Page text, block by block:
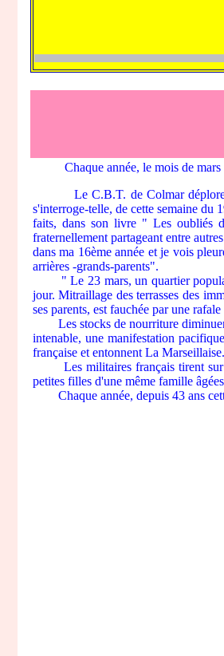
Chaque année, le mois de mars
Le C.B.T. de Colmar déplore le
s'interroge-telle, de cette semaine du
faits, dans son livre " Les oubliés
fraternellement partageant entre
dans ma 16ème année et je vois
arrières -grands-parents".
" Le 23 mars, un quartier
jour. Mitraillage des terrasses des
ses parents, est fauchée par une
Les stocks de nourriture diminuent
intenable, une manifestation
française et entonnent La
Les militaires français tirent sur la
petites filles d'une même famille
Chaque année, depuis 43 ans